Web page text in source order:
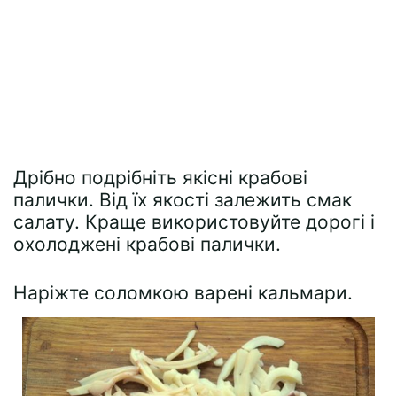
Дрібно подрібніть якісні крабові
палички. Від їх якості залежить смак
салату. Краще використовуйте дорогі і
охолоджені крабові палички.
Наріжте соломкою варені кальмари.